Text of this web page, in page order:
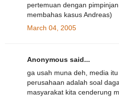
pertemuan dengan
membahas kasus Andreas)
March 04, 2005
Anonymous said...
ga usah muna deh, media
perusahaan adalah soal
masyarakat kita cenderung